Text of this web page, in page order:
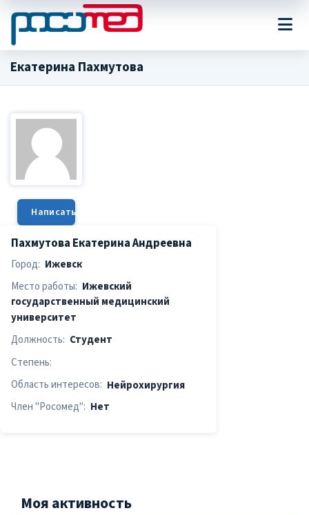
Екатерина Пахмутова
Написать сообщение
Пахмутова Екатерина Андреевна
Город: Ижевск
Место работы: Ижевский
государственный медицинский
университет
Должность: Студент
Степень:
Область интересов: Нейрохирургия
Член "Росомед": Нет
Моя активность